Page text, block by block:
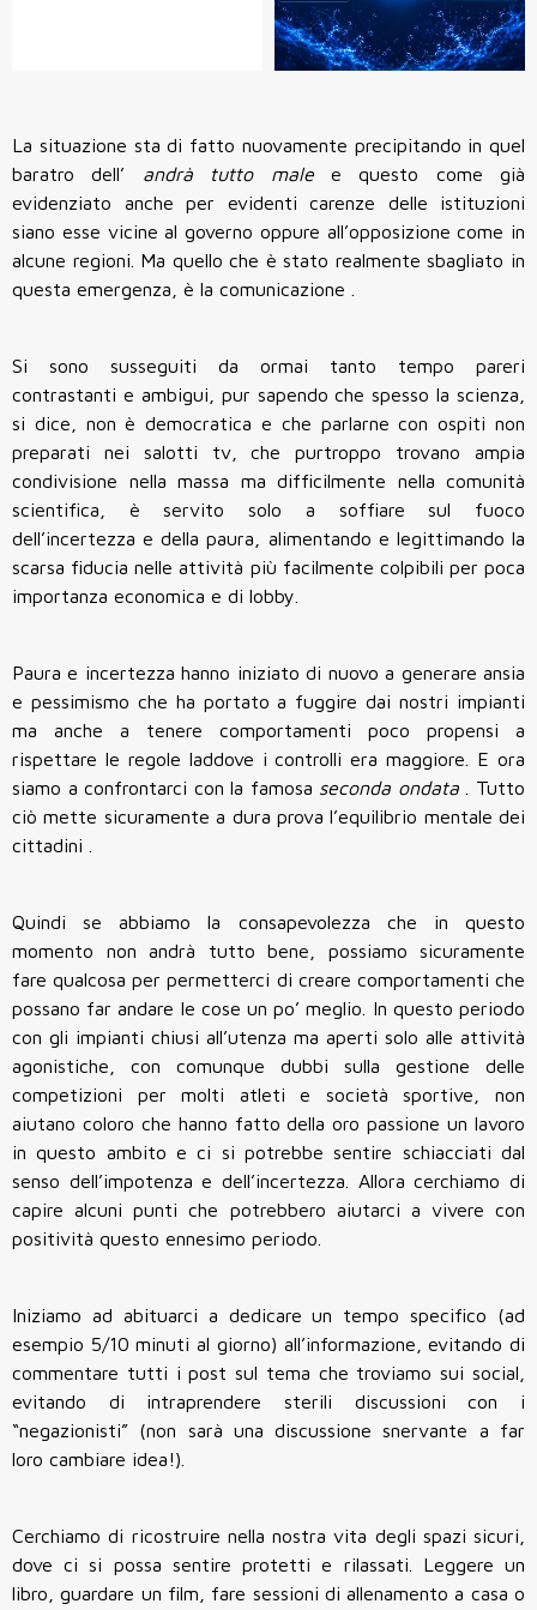
La situazione sta di fatto nuovamente precipitando in quel
baratro dell’ andrà tutto male e questo come già
evidenziato anche per evidenti carenze delle istituzioni
siano esse vicine al governo oppure all’opposizione come in
alcune regioni. Ma quello che è stato realmentesbagliato in
questa emergenza, è la comunicazione
Si sono susseguiti da ormai tanto tempo pareri
contrastanti e ambigui, pur sapendo che spesso la scienza,
si dice, non è democratica e che parlarne con ospiti non
preparati nei salotti tv, che purtroppo trovano ampia
condivisione nella massa ma difficilmente nella comunità
scientifica, è servito solo a soffiare sul fuoco
dell’incertezza e della paura, alimentando e legittimando la
scarsa fiducia nelle attività più facilmente colpibili per poca
importanza economica e di lobby.
Paura e incertezza hanno iniziato di nuovo a generare ansia
e pessimismo che ha portato a fuggire dai nostri impianti
ma anche a tenere comportamenti poco propensi a
rispettare le regole laddove i controlli era maggiore. E ora
siamo a confrontarci con la famosa seconda ondata
. Tutto
ciò mette sicuramente a dura prova l’equilibrio mentale dei
cittadini
Quindi se abbiamo la consapevolezza che in questo
momento non andrà tutto bene, possiamo sicuramente
fare qualcosa per permetterci di creare comportamenti che
possano far andare le cose un po’ meglio. In questo periodo
con gli impianti chiusi all’utenza ma aperti solo alle attività
agonistiche, con comunque dubbi sulla gestione delle
competizioni per molti atleti e società sportive, non
aiutano coloro che hanno fatto della oro passione un lavoro
in questo ambito e ci si potrebbe sentire schiacciati dal
senso dell’impotenza e dell’incertezza. Allora cerchiamo di
capire alcuni punti che potrebbero aiutarci a vivere con
positività questo ennesimo periodo.
Iniziamo ad abituarci a dedicare un tempo specifico (ad
esempio 5/10 minuti al giorno) all’informazione, evitando di
commentare tutti i post sul tema che troviamo sui social,
evitando di intraprendere sterili discussioni con i
“negazionisti” (non sarà una discussione snervante a far
loro cambiare idea!).
Cerchiamo di ricostruire nella nostra vita degli spazi sicuri,
dove ci si possa sentire protetti e rilassati. Leggere un
libro, guardare un film, fare sessioni di allenamento a casa o